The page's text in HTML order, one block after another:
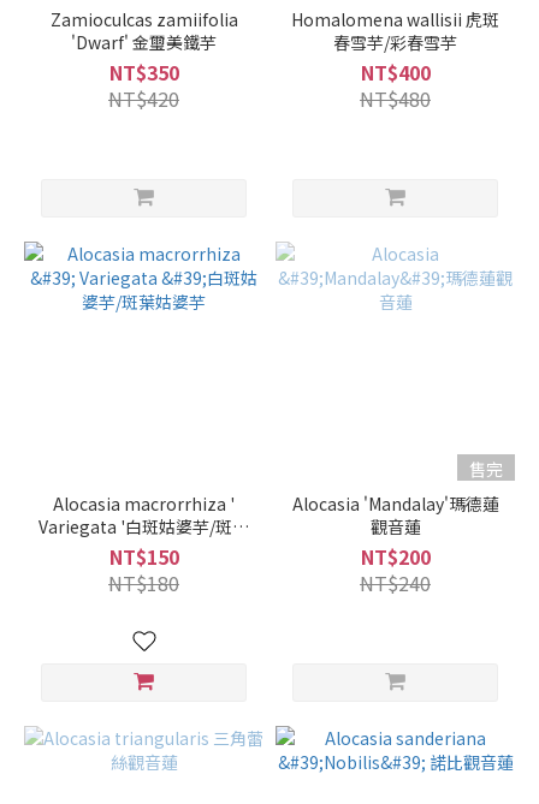
Zamioculcas zamiifolia
'Dwarf' 金璽美鐵芋
NT$350
NT$420
Homalomena wallisii 虎斑
春雪芋/彩春雪芋
NT$400
NT$480
Alocasia macrorrhiza '
Variegata '白斑姑婆芋/斑葉
姑婆芋
NT$150
NT$180
售完
Alocasia 'Mandalay'瑪德蓮
觀音蓮
NT$200
NT$240